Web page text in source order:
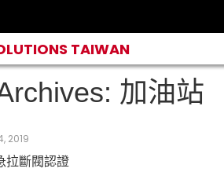
TAIWAN
加油站
2019
拉斷閥認證